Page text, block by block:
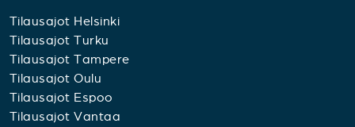
Tilausajot Helsinki
Tilausajot Turku
Tilausajot Tampere
Tilausajot Oulu
Tilausajot Espoo
Tilausajot Vantaa